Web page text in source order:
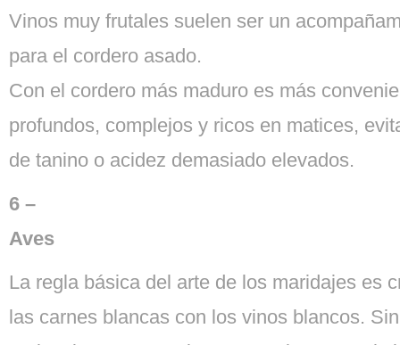
Vinos muy frutales suelen ser un
para el cordero asado.
Con el cordero más maduro es más
profundos, complejos y ricos en matices,
de tanino o acidez demasiado elevados.
6 –
Aves
La regla básica del arte de los maridajes es
las carnes blancas con los vinos blancos.